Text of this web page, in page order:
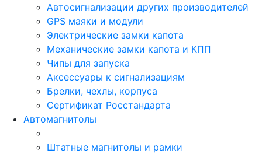
Автосигнализации других производителей
GPS маяки и модули
Электрические замки капота
Механические замки капота и КПП
Чипы для запуска
Аксессуары к сигнализациям
Брелки, чехлы, корпуса
Сертификат Росстандарта
Автомагнитолы
Штатные магнитолы и рамки